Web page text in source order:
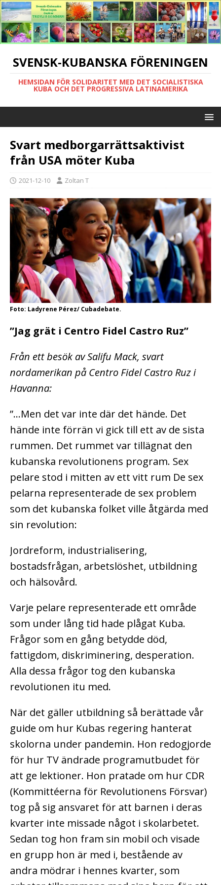
SVENSK-KUBANSKA FÖRENINGEN
HEMSIDAN FÖR SOLIDARITET MED DET SOCIALISTISKA
KUBA OCH DET PROGRESSIVA LATINAMERIKA
Svart medborgarrättsaktivist
från USA möter Kuba
2021-12-10 Zoltan T
Foto: Ladyrene Pérez/ Cubadebate.
”Jag grät i Centro Fidel Castro Ruz”
Från ett besök av Salifu Mack, svart
nordamerikan på Centro Fidel Castro Ruz i
Havanna:
”…Men det var inte där det hände. Det
hände inte förrän vi gick till ett av de sista
rummen. Det rummet var tillägnat den
kubanska revolutionens program. Sex
pelare stod i mitten av ett vitt rum De sex
pelarna representerade de sex problem
som det kubanska folket ville åtgärda med
sin revolution:
Jordreform, industrialisering,
bostadsfrågan, arbetslöshet, utbildning
och hälsovård.
Varje pelare representerade ett område
som under lång tid hade plågat Kuba.
Frågor som en gång betydde död,
fattigdom, diskriminering, desperation.
Alla dessa frågor tog den kubanska
revolutionen itu med.
När det gäller utbildning så berättade vår
guide om hur Kubas regering hanterat
skolorna under pandemin. Hon redogjorde
för hur TV ändrade programutbudet för
att ge lektioner. Hon pratade om hur CDR
(Kommittéerna för Revolutionens Försvar)
tog på sig ansvaret för att barnen i deras
kvarter inte missade något i skolarbetet.
Sedan tog hon fram sin mobil och visade
en grupp hon är med i, bestående av
andra mödrar i hennes kvarter, som